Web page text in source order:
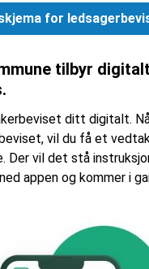
for
tilbyr digitalt
ditt digitalt.
vil du få et
Der vil det stå
appen og kommer i